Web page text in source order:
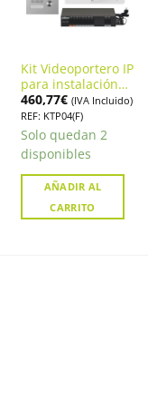
Kit Videoportero IP
para instalación
empotrada
DAHUA. KTP04(F)
460,77€ (IVA Incluido)
REF: KTP04(F)
Solo quedan 2
disponibles
AÑADIR AL
CARRITO